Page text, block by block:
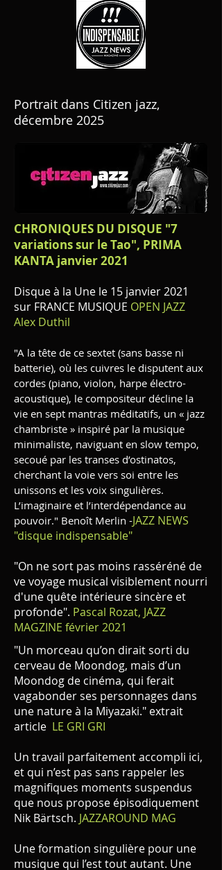
Portrait dans Citizen jazz,
décembre 2025
CHRONIQUES DU DISQUE "7
variations sur le Tao", PRIMA
KANTA janvier 2021
Disque à la Une le 15 janvier 2021
sur FRANCE MUSIQUE OPEN JAZZ
Alex Duthil
"A la tête de ce sextet (sans basse ni
batterie), où les cuivres le disputent aux
cordes (piano, violon, harpe électro-
acoustique), le compositeur décline la
vie en sept mantras méditatifs, un « jazz
chambriste » inspiré par la musique
minimaliste, naviguant en slow tempo,
secoué par les transes d’ostinatos,
cherchant la voie vers soi entre les
unissons et les voix singulières.
L’imaginaire et l’interdépendance au
pouvoir." Benoît Merlin -JAZZ NEWS
"disque indispensable"
"On ne sort pas moins rasséréné de
ve voyage musical visiblement nourri
d'une quête intérieure sincère et
profonde". Pascal Rozat, JAZZ
MAGZINE février 2021
"Un morceau qu’on dirait sorti du
cerveau de Moondog, mais d’un
Moondog de cinéma, qui ferait
vagabonder ses personnages dans
une nature à la Miyazaki." extrait
article LE GRI GRI
Un travail parfaitement accompli ici,
et qui n’est pas sans rappeler les
magnifiques moments suspendus
que nous propose épisodiquement
Nik Bärtsch. JAZZAROUND MAG
Une formation singulière pour une
musique qui l’est tout autant. Une